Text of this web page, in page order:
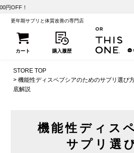
更年期サプリと体質改善の専門店
STORE TOP
機能性ディスペプシアのためのサプリ選び
底解説
機能性ディス
サプリ選